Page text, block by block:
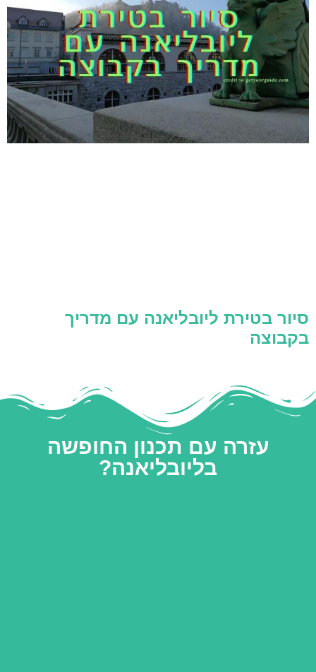
סיור בטירת ליובליאנה עם מדריך
בקבוצה
עזרה עם תכנון החופשה
בליובליאנה?